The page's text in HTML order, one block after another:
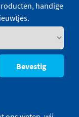
handige
Bevestig